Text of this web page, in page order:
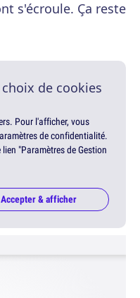
s'écroule. Ça reste
de cookies
Pour l'afficher, vous
de confidentialité.
"Paramètres de Gestion
Accepter & afficher